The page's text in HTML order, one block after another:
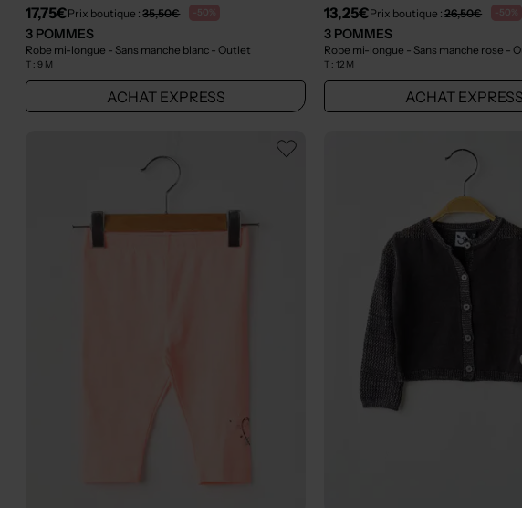
17,75€Prix boutique :35,50€ -50%
3 POMMES
Robe mi-longue - Sans manche blanc - Outlet
T :9 M
ACHAT EXPRESS
13,25€Prix boutique :26,50€ -50%
3 POMMES
Robe mi-longue - Sans manche rose -
T :12 M
ACHAT EXPRESS